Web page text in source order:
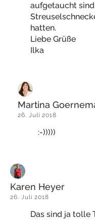
aufgetaucht
hatten.
Liebe Grüße
Ilka
Martina
26. Juli 2018
:-)))))
Karen Heyer
26. Juli 2018
Das sind ja tolle